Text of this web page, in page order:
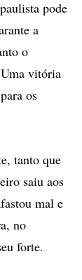
pode
a
o
vitória
os
tanto que
saiu aos
mal e
no
forte.